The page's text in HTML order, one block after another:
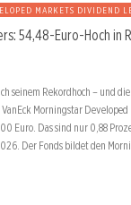
MARKETS DIVIDEND
54,48-Euro-Hoch in
seinem Rekordhoch – und
Morningstar Developed
Euro. Das sind nur 0,88
Der Fonds bildet den